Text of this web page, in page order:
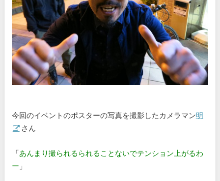
今回のイベントのポスターの写真を撮影したカメラマン明
さん
「あんまり撮られるられることないでテンション上がるわ
ー 」